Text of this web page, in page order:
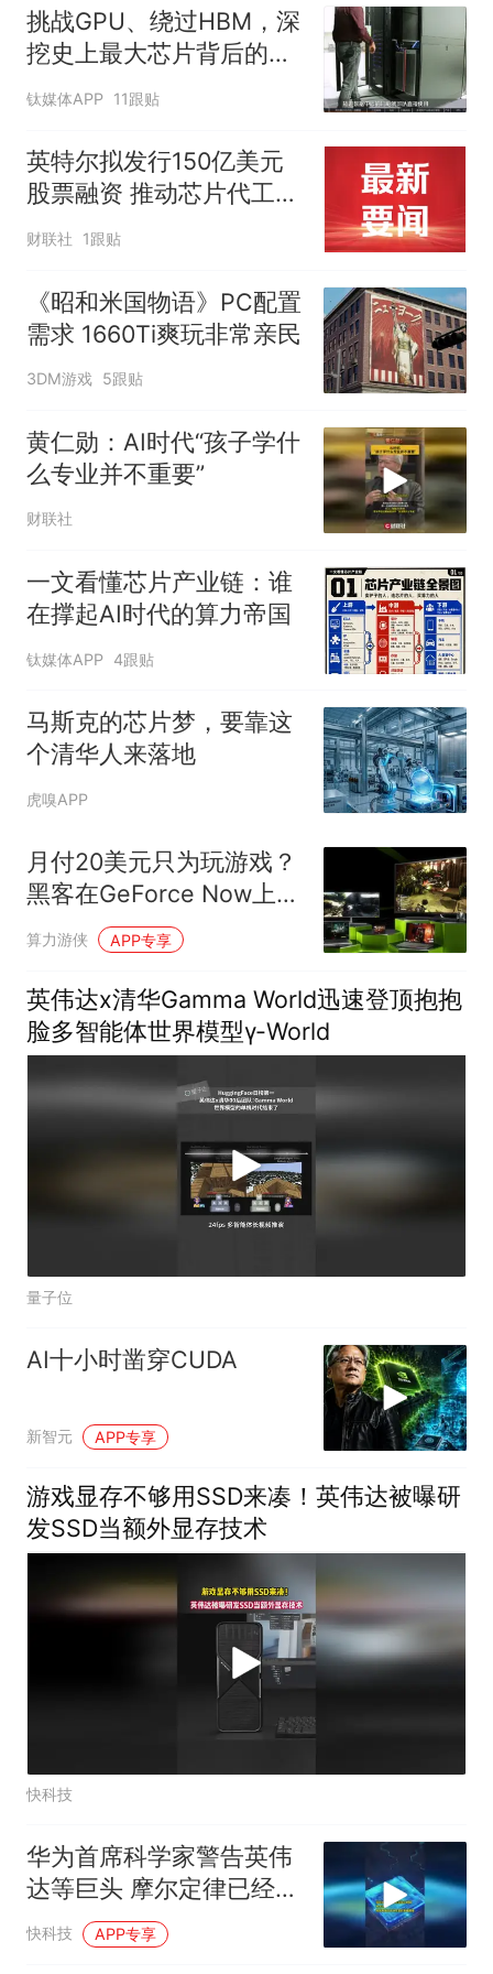
挑战GPU、绕过HBM，深
挖史上最大芯片背后的
Cerebras
钛媒体APP 11跟贴
英特尔拟发行150亿美元
股票融资 推动芯片代工业
务扩张
财联社 1跟贴
《昭和米国物语》PC配置
需求 1660Ti爽玩非常亲民
3DM游戏 5跟贴
黄仁勋：AI时代“孩子学什
么专业并不重要”
财联社
一文看懂芯片产业链：谁
在撑起AI时代的算力帝国
钛媒体APP 4跟贴
马斯克的芯片梦，要靠这
个清华人来落地
虎嗅APP
月付20美元只为玩游戏？
黑客在GeForce Now上破
解出完整Windows桌面跑
算力游侠 APP专享
英伟达x清华Gamma World迅速登顶抱抱
脸多智能体世界模型γ-World
量子位
AI十小时凿穿CUDA
新智元 APP专享
游戏显存不够用SSD来凑！英伟达被曝研
发SSD当额外显存技术
快科技
华为首席科学家警告英伟
达等巨头 摩尔定律已经触
顶 面临芯片性能瓶颈
快科技 APP专享